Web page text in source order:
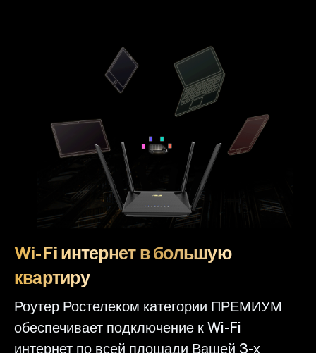
Wi-Fi интернет в большую
квартиру
Роутер Ростелеком категории ПРЕМИУМ
обеспечивает подключение к Wi-Fi
интернет по всей площади Вашей 3-х